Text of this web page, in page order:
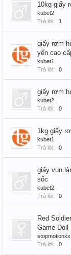
10kg giấy
kubet2
Trả lời:
1
giấy rơm
yến cao
kubet1
Trả lời:
0
giấy rơm
kubet2
Trả lời:
0
1kg giấy
kubet1
Trả lời:
0
giấy vụn
sốc
kubet2
Trả lời:
0
Red
Game Doll
Trả lời:
0